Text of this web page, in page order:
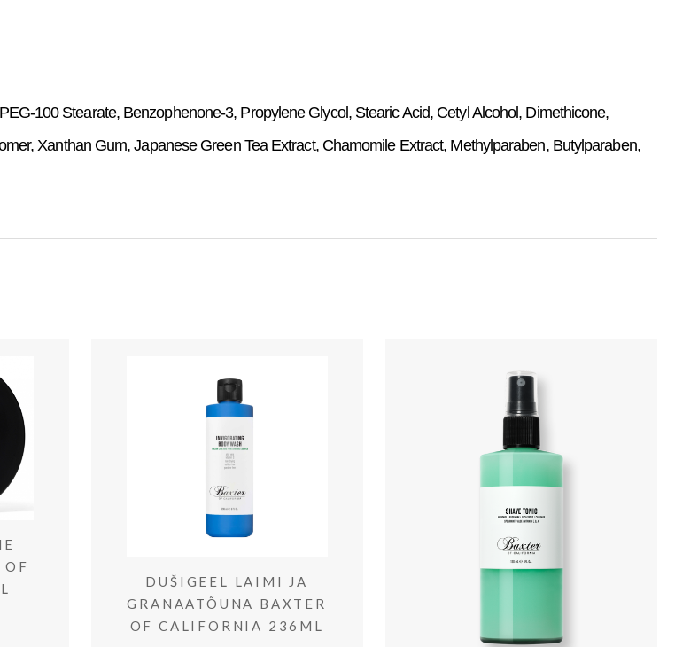
100 Stearate, Benzophenone-3, Propylene Glycol, Stearic Acid, Cetyl Alcohol, Dimethicone,
Xanthan Gum, Japanese Green Tea Extract, Chamomile Extract, Methylparaben, Butylparaben,
OF
DUŠIGEEL LAIMI JA
GRANAATÕUNA BAXTER
OF CALIFORNIA 236ML